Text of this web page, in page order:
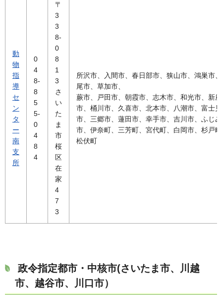
動
物
指
導
セ
ン
タ
ー
南
支
所
0
4
8-
8
5
5-
0
4
8
4
〒
3
3
8-
0
8
1
3
さ
い
た
ま
市
桜
区
在
家
4
7
3
所沢市、入間市、春日部市、狭山市、鴻巣市
尾市、草加市、
蕨市、戸田市、朝霞市、志木市、和光市、新座
市、桶川市、久喜市、北本市、八潮市、富士見
市、三郷市、蓮田市、幸手市、吉川市、ふじ
市、伊奈町、三芳町、宮代町、白岡市、杉戸
松伏町
政令指定都市・中核市(さいたま市、川越
市、越谷市、川口市）